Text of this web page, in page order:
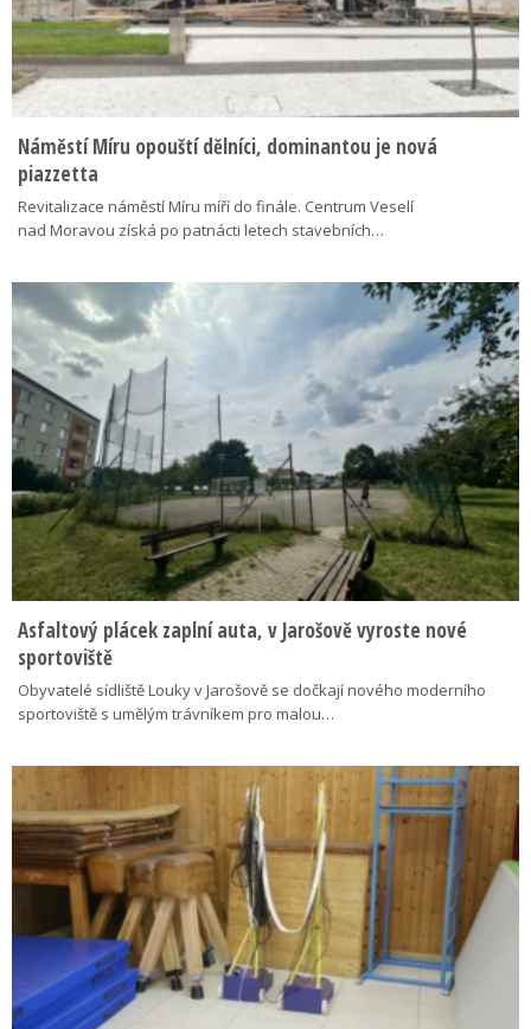
Náměstí Míru opouští dělníci, dominantou je nová
piazzetta
Revitalizace náměstí Míru míří do finále. Centrum Veselí
nad Moravou získá po patnácti letech stavebních…
Asfaltový plácek zaplní auta, v Jarošově vyroste nové
sportoviště
Obyvatelé sídliště Louky v Jarošově se dočkají nového moderního
sportoviště s umělým trávníkem pro malou…